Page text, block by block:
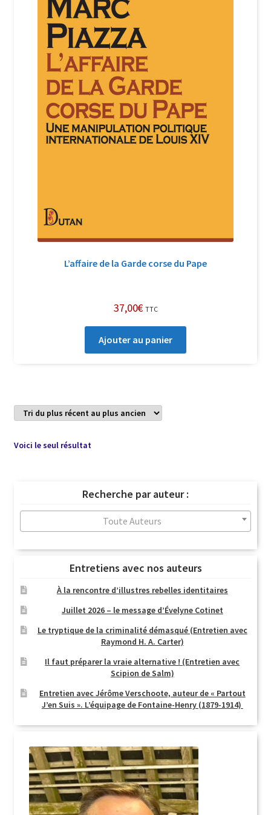
Login Customizer
Newsletter
Nous Contacter
Politique de confidentialité et cookies
Qui sommes-nous ?
L’affaire de la Garde corse du Pape
37,00€ TTC
Ajouter au panier
Voici le seul résultat
Recherche par auteur :
Toute Auteurs
Entretiens avec nos auteurs
À la rencontre d’illustres rebelles identitaires
Juillet 2026 – le message d’Évelyne Cotinet
Le tryptique de la criminalité démasqué (Entretien avec
Raymond H. A. Carter)
Il faut préparer la vraie alternative ! (Entretien avec
Scipion de Salm)
Entretien avec Jérôme Verschoote, auteur de « Partout
J’en Suis ». L’équipage de Fontaine-Henry (1879-1914)